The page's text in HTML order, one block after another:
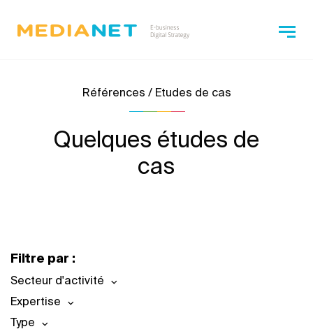
Références / Etudes de cas
Quelques études de
cas
Filtre par :
Secteur d'activité
Expertise
Type